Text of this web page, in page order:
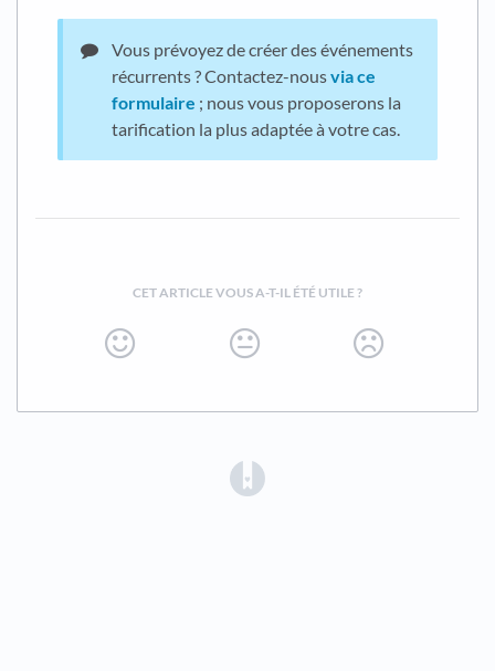
Vous prévoyez de créer des événements
récurrents ? Contactez-nousvia ce
formulaire ; nous vous proposerons la
tarification la plus adaptée à votre cas.
CET ARTICLE VOUS A-T-IL ÉTÉ UTILE ?